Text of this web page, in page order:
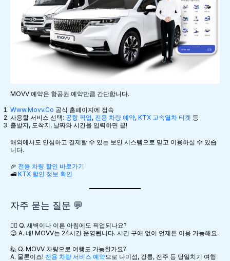
MOVV 예약은 항공권 예약만큼 간단합니다.
Www.movv.co 공식 홈페이지에 접속
사용할 서비스 선택: 공항 픽업, 전용 차량 예약, KTX 고속열차 티켓 등
출발지, 도착지, 날짜와 시간을 입력하면 끝!
해외에서도 안심하고 결제할 수 있는 보안 시스템으로 믿고 이용하실 수 있습
니다.
🎉 전용 차량 할인 바로가기
🚅 KTX 할인 정보 확인
자주 묻는 질문 💬
🙋‍♀️ Q. 새벽이나 이른 아침에도 픽업되나요?
😊 A. 네! MOVV는 24시간 운영됩니다. 시간 구애 없이 언제든 이용 가능해요.
🙋 Q. MOVV 차량으로 여행도 가능한가요?
A. 물론이죠! 전용 차량 서비스 예약으로 나미섬, 강릉, 전주 등 당일치기 여행